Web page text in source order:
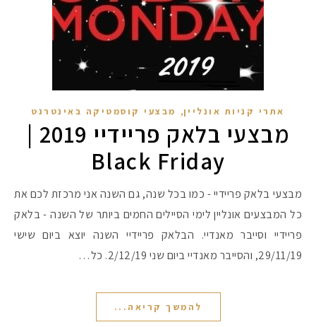
אתרי קניות אונליין, מבצעי קוסמטיקה באינטרנט
מבצעי בלאק פריידיי 2019 |
Black Friday
מבצעי בלאק פריידיי - כמו בכל שנה, גם השנה אני מרכזת לכם את
כל המבצעים אונליין לימי הסיילים החמים ביותר של השנה - בלאק
פריידיי וסייבר מאנדיי. הבלאק פריידיי השנה יוצא ביום שישי
29/11/19, והסייבר מאנדיי ביום שני 2/12/19. כל…
להמשך קריאה...